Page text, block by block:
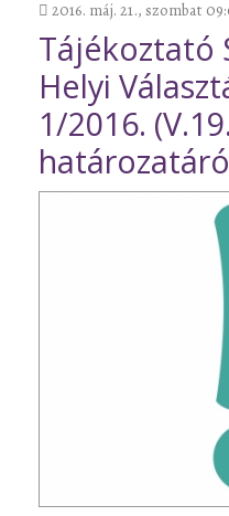
2016. máj. 21., szombat
Tájékoztató
Helyi
1/2016.